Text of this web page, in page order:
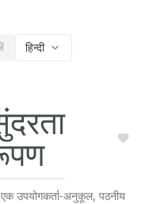
हिन्दी
उपयोगकर्ता-अनुकूल, पठनीय